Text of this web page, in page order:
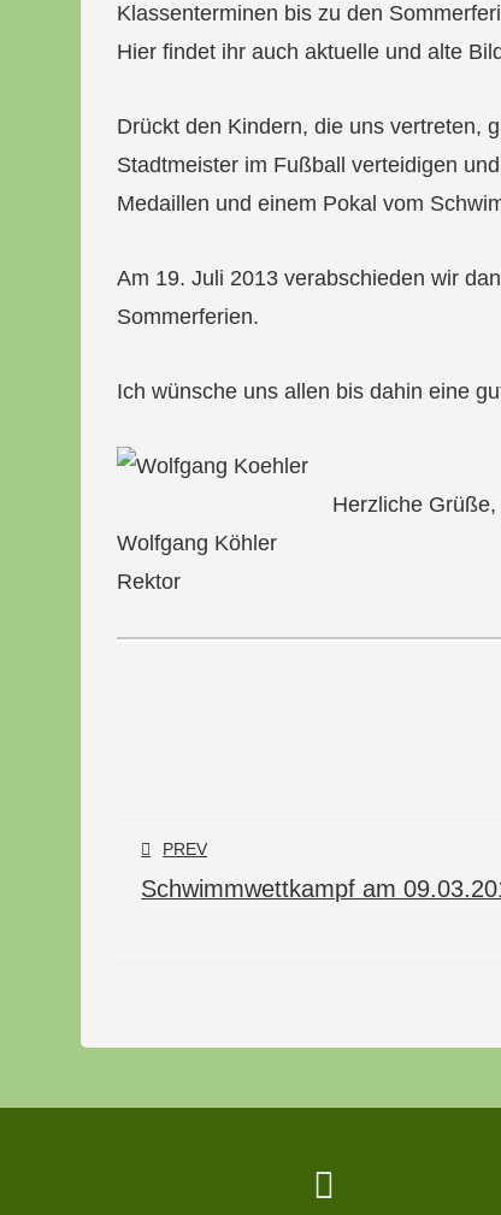
Klassenterminen bis zu den
Hier findet ihr auch aktuelle und alte
Drückt den Kindern, die uns vertreten,
Stadtmeister im Fußball verteidigen
Medaillen und einem Pokal vom
Am 19. Juli 2013 verabschieden wir
Sommerferien.
Ich wünsche uns allen bis dahin eine
Herzliche Grüße,
Wolfgang Köhler
Rektor
PREV
Schwimmwettkampf am